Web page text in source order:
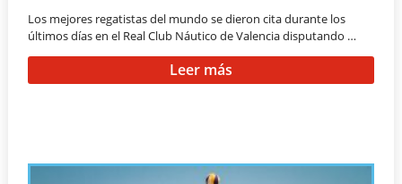
Los mejores regatistas del mundo se dieron cita durante los
últimos días en el Real Club Náutico de Valencia disputando …
Leer más